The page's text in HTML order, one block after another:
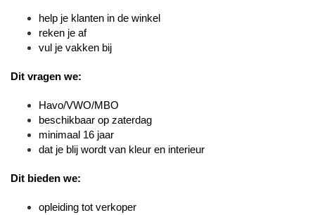
help je klanten in de winkel
reken je af
vul je vakken bij
Dit vragen we:
Havo/VWO/MBO
beschikbaar op zaterdag
minimaal 16 jaar
dat je blij wordt van kleur en interieur
Dit bieden we:
opleiding tot verkoper